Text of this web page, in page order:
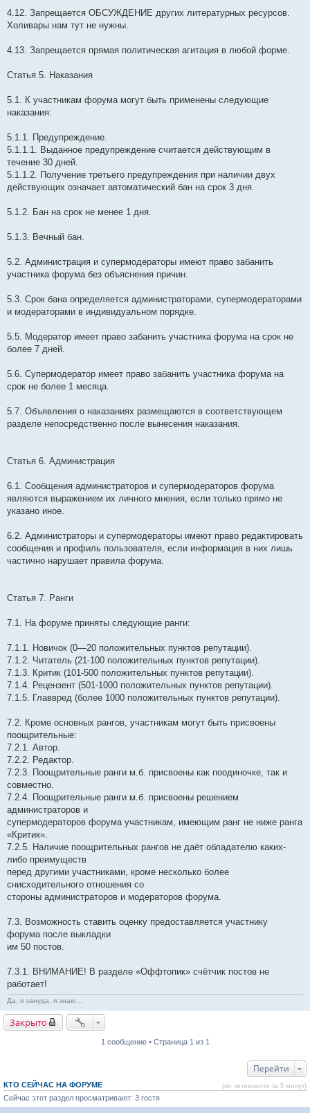
4.12. Запрещается ОБСУЖДЕНИЕ других литературных ресурсов.
Холивары нам тут не нужны.
4.13. Запрещается прямая политическая агитация в любой форме.
Статья 5. Наказания
5.1. К участникам форума могут быть применены следующие
наказания:
5.1.1. Предупреждение.
5.1.1.1. Выданное предупреждение считается действующим в
течение 30 дней.
5.1.1.2. Получение третьего предупреждения при наличии двух
действующих означает автоматический бан на срок 3 дня.
5.1.2. Бан на срок не менее 1 дня.
5.1.3. Вечный бан.
5.2. Администрация и супермодераторы имеют право забанить
участника форума без объяснения причин.
5.3. Срок бана определяется администраторами, супермодераторами
и модераторами в индивидуальном порядке.
5.5. Модератор имеет право забанить участника форума на срок не
более 7 дней.
5.6. Супермодератор имеет право забанить участника форума на
срок не более 1 месяца.
5.7. Объявления о наказаниях размещаются в соответствующем
разделе непосредственно после вынесения наказания.
Статья 6. Администрация
6.1. Сообщения администраторов и супермодераторов форума
являются выражением их личного мнения, если только прямо не
указано иное.
6.2. Администраторы и супермодераторы имеют право редактировать
сообщения и профиль пользователя, если информация в них лишь
частично нарушает правила форума.
Статья 7. Ранги
7.1. На форуме приняты следующие ранги:
7.1.1. Новичок (0—20 положительных пунктов репутации).
7.1.2. Читатель (21-100 положительных пунктов репутации).
7.1.3. Критик (101-500 положительных пунктов репутации).
7.1.4. Рецензент (501-1000 положительных пунктов репутации).
7.1.5. Главвред (более 1000 положительных пунктов репутации).
7.2. Кроме основных рангов, участникам могут быть присвоены
поощрительные:
7.2.1. Автор.
7.2.2. Редактор.
7.2.3. Поощрительные ранги м.б. присвоены как поодиночке, так и
совместно.
7.2.4. Поощрительные ранги м.б. присвоены решением
администраторов и
супермодераторов форума участникам, имеющим ранг не ниже ранга
«Критик».
7.2.5. Наличие поощрительных рангов не даёт обладателю каких-
либо преимуществ
перед другими участниками, кроме несколько более
снисходительного отношения со
стороны администраторов и модераторов форума.
7.3. Возможность ставить оценку предоставляется участнику
форума после выкладки
им 50 постов.
7.3.1. ВНИМАНИЕ! В разделе «Оффтопик» счётчик постов не
работает!
Да, я зануда, я знаю...
Закрыто
1 сообщение • Страница 1 из 1
Перейти
КТО СЕЙЧАС НА ФОРУМЕ (по активности за 5 минут)
Сейчас этот раздел просматривают: 3 гостя